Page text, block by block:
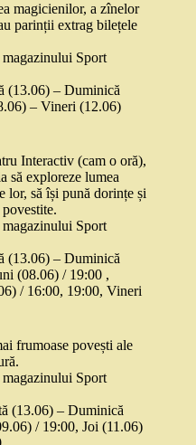
magicienilor, a zînelor
parinții extrag bilețele
Sport
(13.06) – Duminică
– Vineri (12.06)
Interactiv (cam o oră),
să exploreze lumea
lor, să își pună dorințe și
Sport
(13.06) – Duminică
(08.06) / 19:00 ,
/ 16:00, 19:00, Vineri
frumoase povești ale
Sport
(13.06) – Duminică
/ 19:00, Joi (11.06)